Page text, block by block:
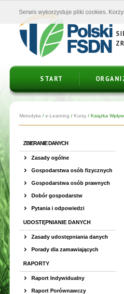
START
Metodyka / e-Learning / Kursy / Książka
ZBIERANIE DANYCH
Zasady ogólne
Gospodarstwa osób fizycznych
Gospodarstwa osób prawnych
Dobór gospodarstw
Pytania i odpowiedzi
UDOSTĘPNIANIE DANYCH
Zasady udostępniania danych
Porady dla zamawiających
RAPORTY
Raport Indywidualny
Raport Porównawczy
Serwis wykorzystuje pliki cookies.